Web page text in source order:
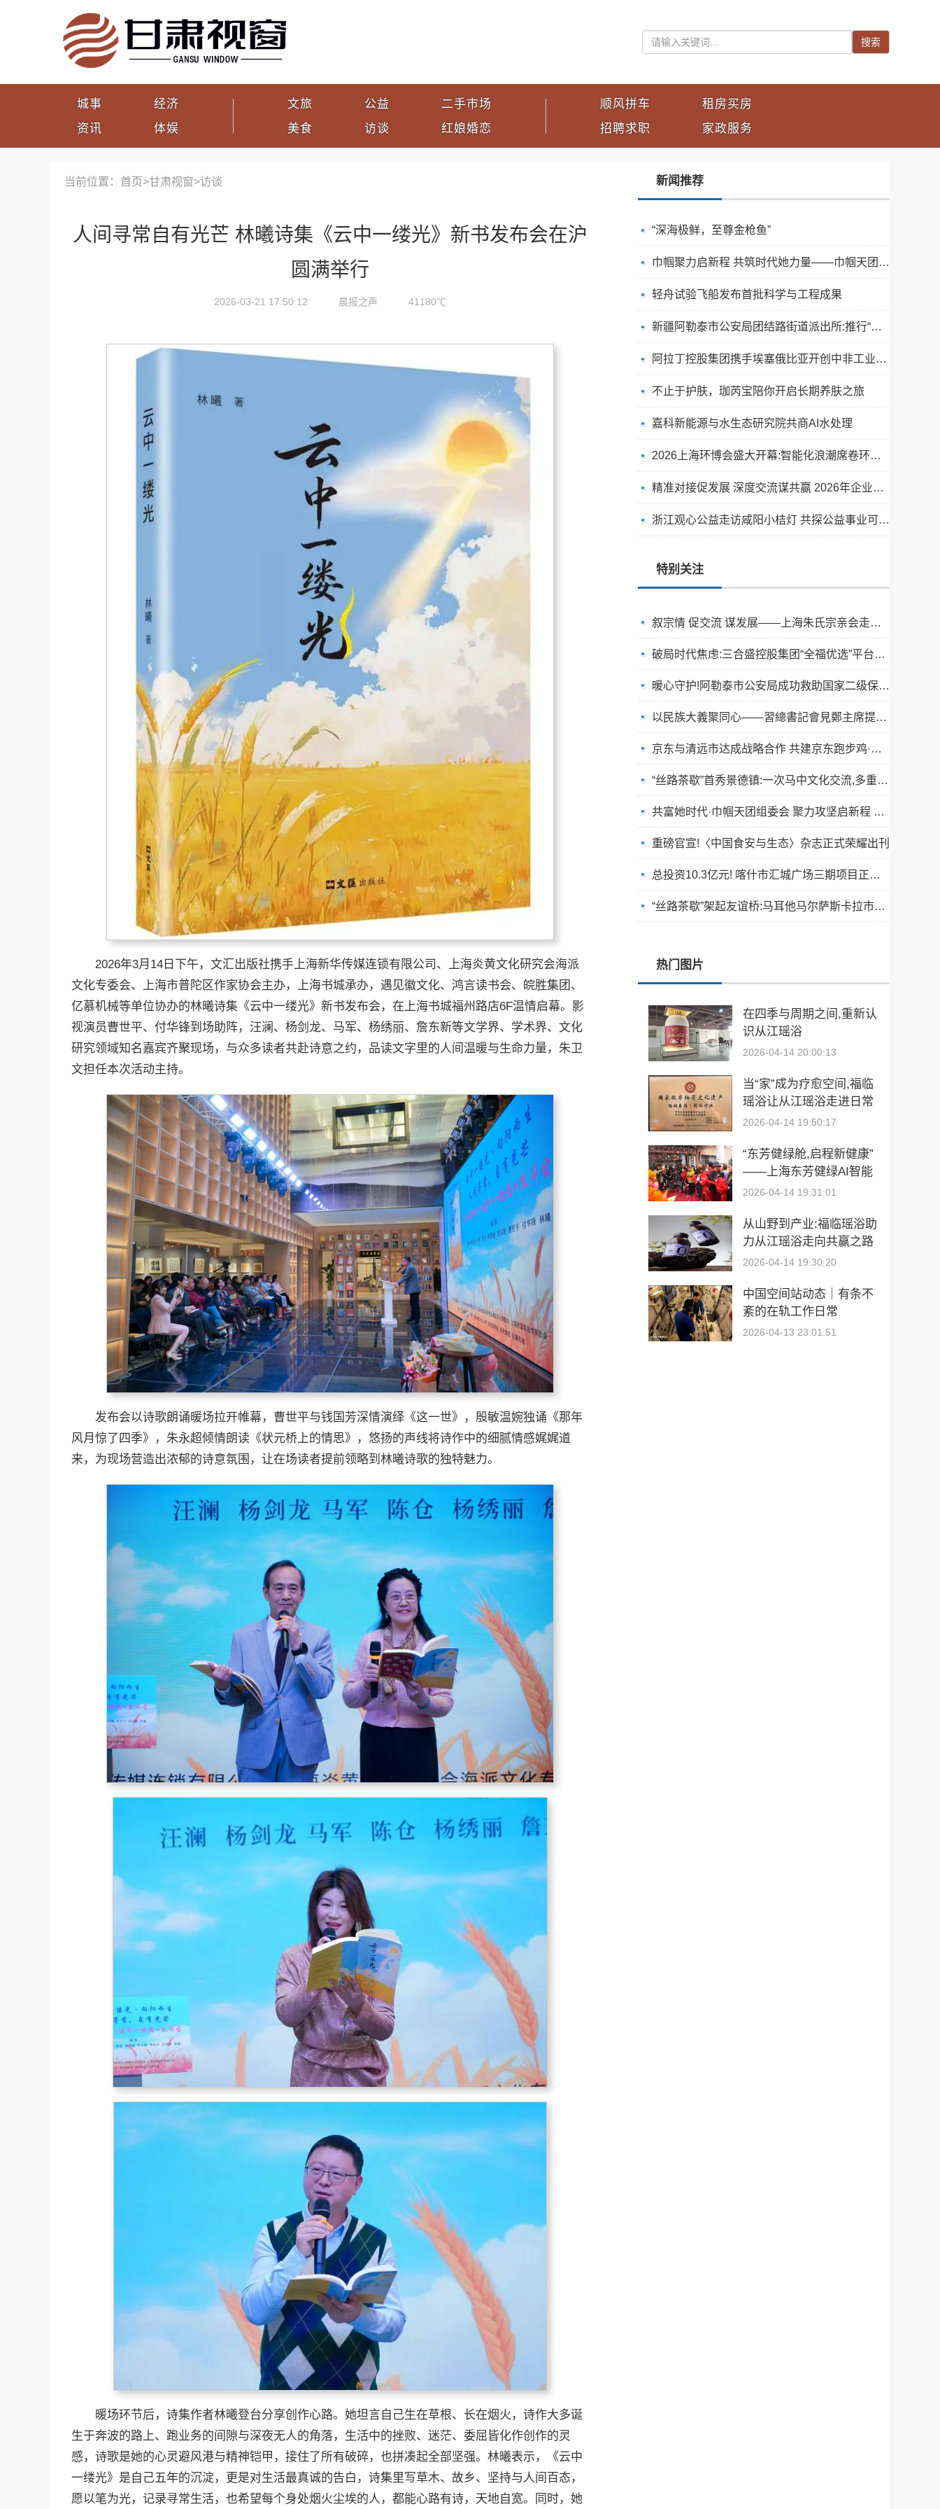
搜索
城事
资讯
经济
体娱
文旅
美食
公益
访谈
二手市场
红娘婚恋
顺风拼车
招聘求职
租房买房
家政服务
当前位置：首页>甘肃视窗>访谈
人间寻常自有光芒 林曦诗集《云中一缕光》新书发布会在沪
圆满举行
2026-03-21 17:50:12 晨报之声 41180℃
2026年3月14日下午，文汇出版社携手上海新华传媒连锁有限公司、上海炎黄文化研究会海派
文化专委会、上海市普陀区作家协会主办，上海书城承办，遇见徽文化、鸿言读书会、皖胜集团、
亿慕机械等单位协办的林曦诗集《云中一缕光》新书发布会，在上海书城福州路店6F温情启幕。影
视演员曹世平、付华锋到场助阵，汪澜、杨剑龙、马军、杨绣丽、詹东新等文学界、学术界、文化
研究领域知名嘉宾齐聚现场，与众多读者共赴诗意之约，品读文字里的人间温暖与生命力量，朱卫
文担任本次活动主持。
发布会以诗歌朗诵暖场拉开帷幕，曹世平与钱国芳深情演绎《这一世》，殷敏温婉独诵《那年
风月惊了四季》，朱永超倾情朗读《状元桥上的情思》，悠扬的声线将诗作中的细腻情感娓娓道
来，为现场营造出浓郁的诗意氛围，让在场读者提前领略到林曦诗歌的独特魅力。
暖场环节后，诗集作者林曦登台分享创作心路。她坦言自己生在草根、长在烟火，诗作大多诞
生于奔波的路上、跑业务的间隙与深夜无人的角落，生活中的挫败、迷茫、委屈皆化作创作的灵
感，诗歌是她的心灵避风港与精神铠甲，接住了所有破碎，也拼凑起全部坚强。林曦表示，《云中
一缕光》是自己五年的沉淀，更是对生活最真诚的告白，诗集里写草木、故乡、坚持与人间百态，
愿以笔为光，记录寻常生活，也希望每个身处烟火尘埃的人，都能心路有诗，天地自宽。同时，她
新闻推荐
“深海极鲜，至尊金枪鱼”
巾帼聚力启新程 共筑时代她力量——巾帼天团第四次组委会筹备会圆满举办
轻舟试验飞船发布首批科学与工程成果
新疆阿勒泰市公安局团结路街道派出所:推行“五步”工作法 打造新时代“枫”景线
阿拉丁控股集团携手埃塞俄比亚开创中非工业农业合作新篇章
不止于护肤，珈芮宝陪你开启长期养肤之旅
嘉科新能源与水生态研究院共商AI水处理
2026上海环博会盛大开幕:智能化浪潮席卷环保产业
精准对接促发展 深度交流谋共赢 2026年企业投融资交流活动第二期圆满举行
浙江观心公益走访咸阳小桔灯 共探公益事业可持续发展新路径
特别关注
出圈·出山·出海的福临瑶浴
绿动珠城 向淮而生 ——安徽淮海园林绿化工程有限公司发展纪实
叙宗情 促交流 谋发展——上海朱氏宗亲会走进上海晨烨家具有限公司
以民族大義聚同心——習總書記會見鄭主席提出兩岸關系四點重要意見
京东与清远市达成战略合作 共建京东跑步鸡·清远鸡标准体系
共富她时代·巾帼天团组委会 聚力攻坚启新程 星火燎原耀全国
重磅官宣!〈中国食安与生态〉杂志正式荣耀出刊
总投资10.3亿元! 喀什市汇城广场三期项目正式开工
热门图片
在四季与周期之间,重新认
识从江瑶浴
2026-04-14 20:00:13
当“家”成为疗愈空间,福临
瑶浴让从江瑶浴走进日常
生活
2026-04-14 19:50:17
“东芳健绿舱,启程新健康”
——上海东芳健绿AI智能
养身舱品牌发布会圆满成
2026-04-14 19:31:01
从山野到产业:福临瑶浴助
力从江瑶浴走向共赢之路
2026-04-14 19:30:20
中国空间站动态｜有条不
紊的在轨工作日常
2026-04-13 23:01:51